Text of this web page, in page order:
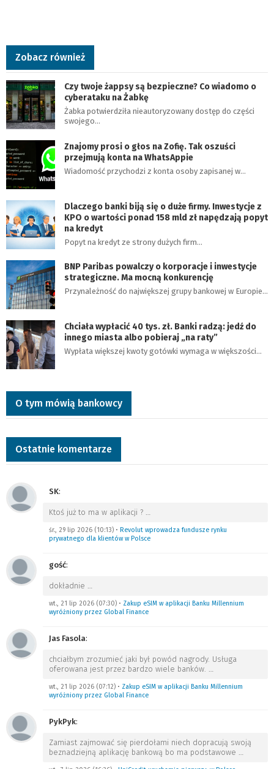
Zobacz również
Czy twoje żappsy są bezpieczne? Co wiadomo o
cyberataku na Żabkę
Żabka potwierdziła nieautoryzowany dostęp do części
swojego…
Znajomy prosi o głos na Zofię. Tak oszuści
przejmują konta na WhatsAppie
Wiadomość przychodzi z konta osoby zapisanej w…
Dlaczego banki biją się o duże firmy. Inwestycje z
KPO o wartości ponad 158 mld zł napędzają popyt
na kredyt
Popyt na kredyt ze strony dużych firm…
BNP Paribas powalczy o korporacje i inwestycje
strategiczne. Ma mocną konkurencję
Przynależność do największej grupy bankowej w Europie…
Chciała wypłacić 40 tys. zł. Banki radzą: jedź do
innego miasta albo pobieraj „na raty”
Wypłata większej kwoty gotówki wymaga w większości…
O tym mówią bankowcy
Ostatnie komentarze
SK:
Ktoś już to ma w aplikacji ? …
śr., 29 lip 2026 (10:13) • Revolut wprowadza fundusze rynku
prywatnego dla klientów w Polsce
gość:
dokładnie …
wt., 21 lip 2026 (07:30) • Zakup eSIM w aplikacji Banku Millennium
wyróżniony przez Global Finance
Jas Fasola:
chciałbym zrozumieć jaki był powód nagrody. Usługa
oferowana jest przez bardzo wiele banków. …
wt., 21 lip 2026 (07:12) • Zakup eSIM w aplikacji Banku Millennium
wyróżniony przez Global Finance
PykPyk:
Zamiast zajmować się pierdołami niech dopracują swoją
beznadziejną aplikację bankową bo ma podstawowe …